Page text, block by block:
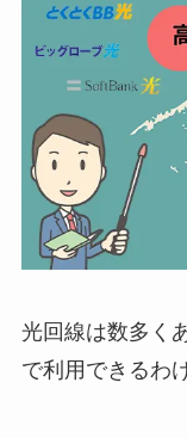
光回線は数多く
で利用できるわ